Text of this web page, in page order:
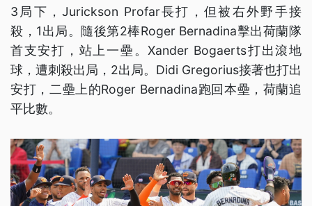
3局下，Jurickson Profar長打，但被右外野手接
殺，1出局。隨後第2棒Roger Bernadina擊出荷蘭隊
首支安打，站上一壘。Xander Bogaerts打出滾地
球，遭刺殺出局，2出局。Didi Gregorius接著也打出
安打，二壘上的Roger Bernadina跑回本壘，荷蘭追
平比數。